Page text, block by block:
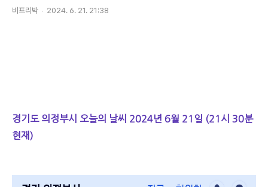
비프리박 2024. 6. 21. 21:38
경기도 의정부시 오늘의 날씨 2024년 6월 21일 (21시 30분
현재)